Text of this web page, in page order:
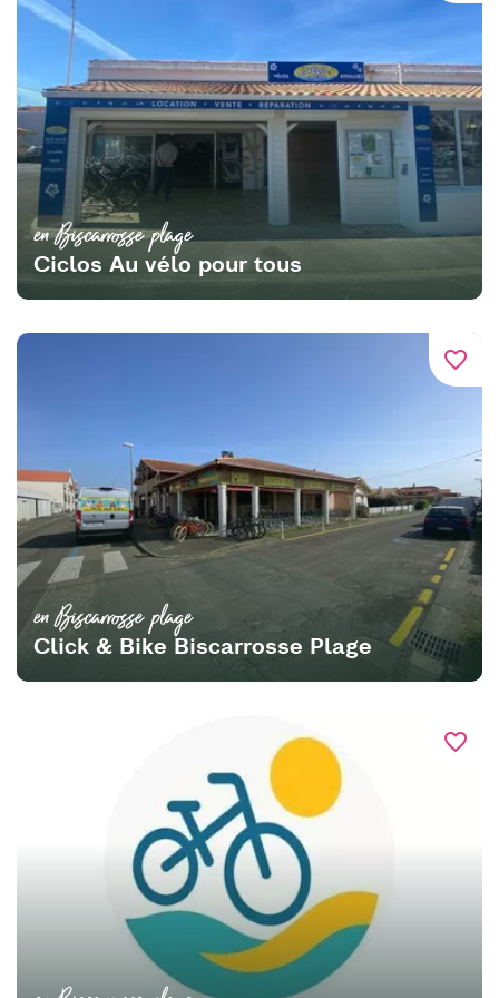
en Biscarrosse plage
Ciclos Au vélo pour tous
favorite_border
en Biscarrosse plage
Click & Bike Biscarrosse Plage
favorite_border